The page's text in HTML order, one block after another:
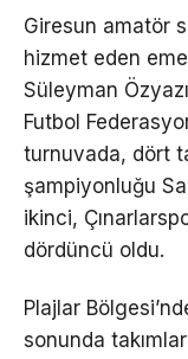
Giresun amatör
hizmet eden
Süleyman
Futbol
turnuvada, dört
şampiyonluğu
ikinci,
dördüncü oldu.
Plajlar
sonunda